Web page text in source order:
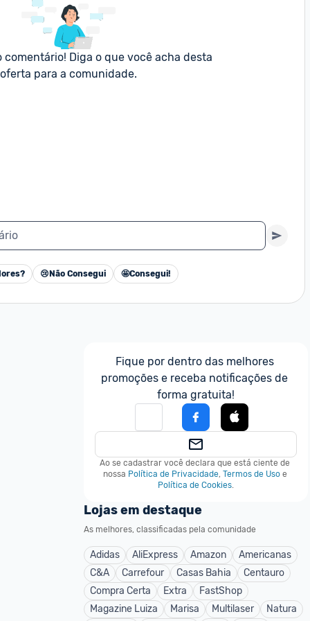
comentário! Diga o que você acha desta
oferta para a comunidade.
😢 Não Consegui 🤩Consegui!
Fique por dentro das melhores
promoções e receba notificações de
forma gratuita!
Ao se cadastrar você declara que está ciente de
nossa Política de Privacidade, Termos de Uso e
Política de Cookies.
Lojas em destaque
As melhores, classificadas pela comunidade
Adidas AliExpress Amazon
Americanas
C&A
Carrefour Casas Bahia
Centauro
Compra Certa
Extra
FastShop
Magazine Luiza
Marisa Multilaser Natura